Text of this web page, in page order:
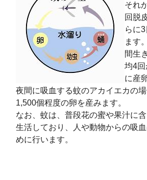
それ
回脱
らに
ます
間生
均4
に産
夜間に吸血する蚊のアカイエカの
1,500個程度の卵を産みます。
なお、蚊は、普段花の蜜や果汁に
生活しており、人や動物からの吸
めに行います。